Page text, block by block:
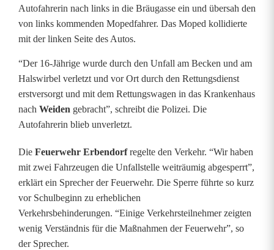
p
e
d
f
a
h
r
e
r
(
1
Autofahrerin nach links in die Bräugasse ein und übersah den
von links kommenden Mopedfahrer. Das Moped kollidierte
mit der linken Seite des Autos.
“Der 16-Jährige wurde durch den Unfall am Becken und am
Halswirbel verletzt und vor Ort durch den Rettungsdienst
erstversorgt und mit dem Rettungswagen in das Krankenhaus
nach Weiden gebracht”, schreibt die Polizei. Die
Autofahrerin blieb unverletzt.
Die Feuerwehr Erbendorfregelte den Verkehr. “Wir haben
mit zwei Fahrzeugen die Unfallstelle weiträumig abgesperrt”,
erklärt ein Sprecher der Feuerwehr. Die Sperre führte so kurz
vor Schulbeginn zu erheblichen
Verkehrsbehinderungen. “Einige Verkehrsteilnehmer zeigten
wenig Verständnis für die Maßnahmen der Feuerwehr”, so
der Sprecher.